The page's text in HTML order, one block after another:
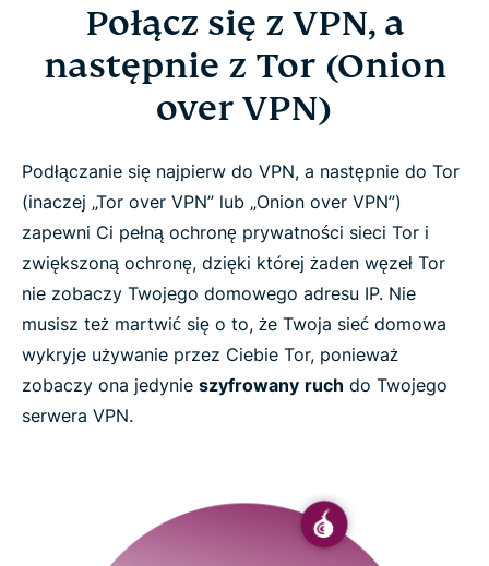
Połącz się z VPN, a następnie z Tor (Onion over
Dlaczego najpierw VPN, a dopiero później Tor?
Jak przeglądarka Tor działa bez VPN?
VPN + Tor = najlepsza ochrona
Nie masz VPN dla Tor?
Why you should always use a VPN with Tor
Połącz się z VPN, a
następnie z Tor (Onion
over VPN)
Podłączanie się najpierw do VPN, a następnie do Tor
(inaczej „Tor over VPN” lub „Onion over VPN”)
zapewni Ci pełną ochronę prywatności sieci Tor i
zwiększoną ochronę, dzięki której żaden węzeł Tor
nie zobaczy Twojego domowego adresu IP. Nie
musisz też martwić się o to, że Twoja sieć domowa
wykryje używanie przez Ciebie Tor, ponieważ
zobaczy ona jedynie szyfrowany ruch do Twojego
serwera VPN.